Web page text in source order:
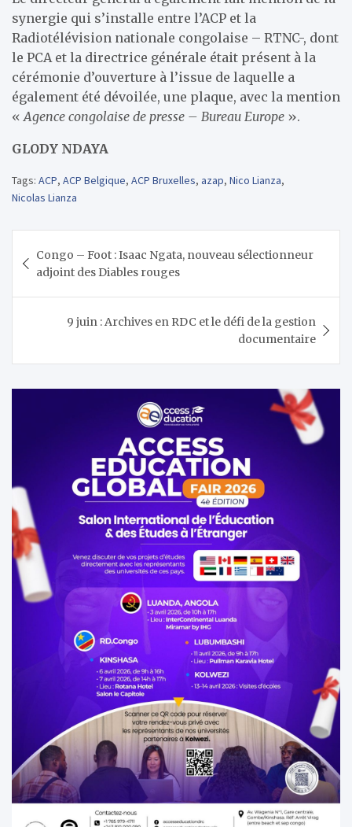
synergie qui s’installe entre l’ACP et la
Radiotélévision nationale congolaise – RTNC-, dont
le PCA et la directrice générale était présent à la
cérémonie d’ouverture à l’issue de laquelle a
également été dévoilée, une plaque, avec la mention
«Agence congolaise de presse – Bureau Europe ».
GLODY NDAYA
Tags: ACP, ACP Belgique, ACP Bruxelles, azap, Nico Lianza,
Nicolas Lianza
de
l’article
Congo – Foot : Isaac Ngata, nouveau sélectionneur
adjoint des Diables rouges
9 juin : Archives en RDC et le défi de la gestion
documentaire